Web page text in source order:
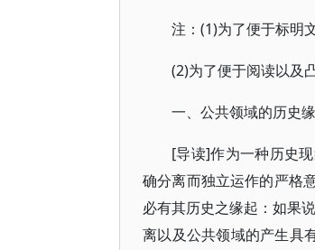
注：(1)为了便于标明
(2)为了便于阅读以及
一、公共领域的历史
[导读]作为一种历史
确分离而独立运作的严格
必有其历史之缘起：如果
离以及公共领域的产生具